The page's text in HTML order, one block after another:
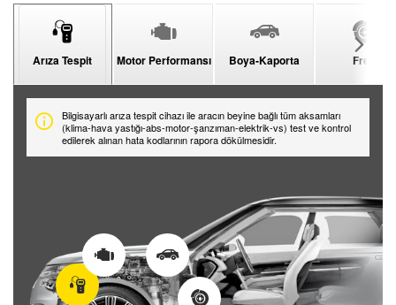
Arıza Tespit Motor Performansı Boya-Kaporta Fren
Bilgisayarlı arıza tespit cihazı ile aracın beyine bağlı tüm aksamları
(klima-hava yastığı-abs-motor-şanzıman-elektrik-vs) test ve kontrol
edilerek alınan hata kodlarının rapora dökülmesidir.